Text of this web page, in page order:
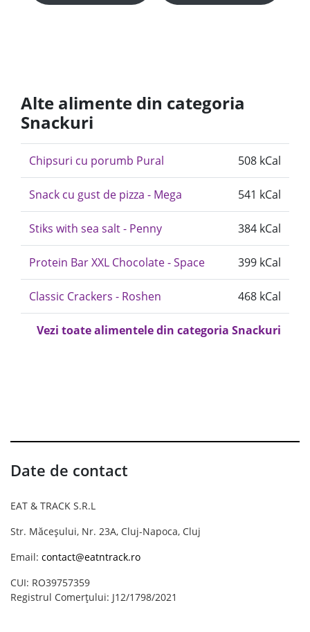
Alte alimente din categoria
Snackuri
Chipsuri cu porumb Pural 508 kCal
Snack cu gust de pizza - Mega 541 kCal
Stiks with sea salt - Penny 384 kCal
Protein Bar XXL Chocolate - Space 399 kCal
Classic Crackers - Roshen 468 kCal
Vezi toate alimentele din categoria Snackuri
Date de contact
EAT & TRACK S.R.L
Str. Măceșului, Nr. 23A, Cluj-Napoca, Cluj
Email: contact@eatntrack.ro
CUI: RO39757359
Registrul Comerțului: J12/1798/2021